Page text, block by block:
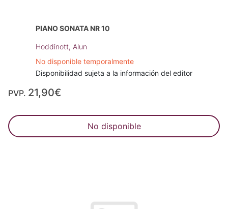
PIANO SONATA NR 10
Hoddinott, Alun
No disponible temporalmente
Disponibilidad sujeta a la información del editor
PVP. 21,90€
No disponible